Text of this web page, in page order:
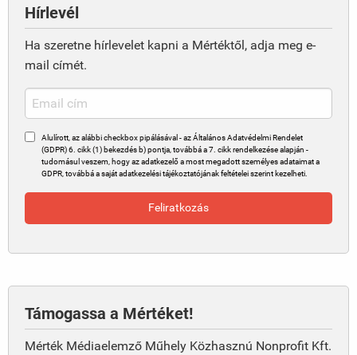
Hírlevél
Ha szeretne hírlevelet kapni a Mértéktől, adja meg e-
mail címét.
Alulírott, az alábbi checkbox pipálásával - az Általános Adatvédelmi Rendelet
(GDPR) 6. cikk (1) bekezdés b) pontja, továbbá a 7. cikk rendelkezése alapján -
tudomásul veszem, hogy az adatkezelő a most megadott személyes adataimat a
GDPR, továbbá a saját adatkezelési tájékoztatójának feltételei szerint kezelheti.
Támogassa a Mértéket!
Mérték Médiaelemző Műhely Közhasznú Nonprofit Kft.